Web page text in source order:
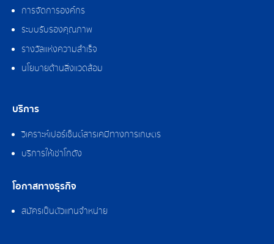
การจัดการองค์กร
ระบบรับรองคุณภาพ
รางวัลแห่งความสำเร็จ
นโยบายด้านสิ่งแวดล้อม
บริการ
วิเคราะห์เปอร์เซ็นต์สารเคมีทางการเกษตร
บริการให้เช่าโกดัง
โอกาสทางธุรกิจ
สมัครเป็นตัวแทนจำหน่าย